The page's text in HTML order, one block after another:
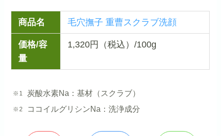
商品名 毛穴撫子 重曹スクラブ洗顔
価格/容
量
1,320円（税込）/100g
炭酸水素Na：基材（スクラブ）
ココイルグリシンNa：洗浄成分